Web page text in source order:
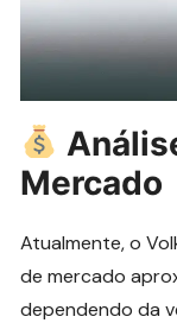
Mercado
Atualmente, o
de mercado
dependendo da